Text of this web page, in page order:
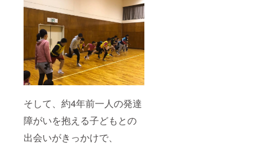
そして、約4年前一人の発達
障がいを抱える子どもとの
出会いがきっかけで、